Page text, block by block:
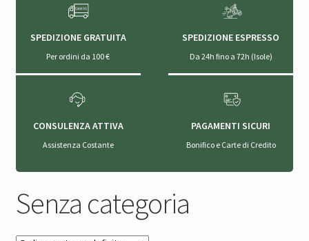
SPEDIZIONE GRATUITA
Per ordini da 100 €
SPEDIZIONE ESPRESSO
Da 24h fino a 72h (Isole)
CONSULENZA ATTIVA
Assistenza Costante
PAGAMENTI SICURI
Bonifico e Carte di Credito
Senza categoria